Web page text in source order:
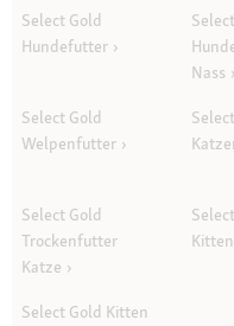
Select Gold
Hundefutter
Nass
Select Gold
Welpenfutter
Select Gold
Trockenfutter
Katze
Kitten
Select Gold Kitten